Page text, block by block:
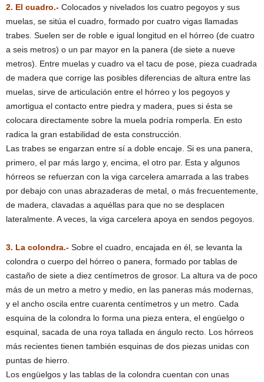
2. El cuadro.- Colocados y nivelados los cuatro pegoyos y sus
muelas, se sitúa el cuadro, formado por cuatro vigas llamadas
trabes. Suelen ser de roble e igual longitud en el hórreo (de cuatro
a seis metros) o un par mayor en la panera (de siete a nueve
metros). Entre muelas y cuadro va el tacu de pose, pieza cuadrada
de madera que corrige las posibles diferencias de altura entre las
muelas, sirve de articulación entre el hórreo y los pegoyos y
amortigua el contacto entre piedra y madera, pues si ésta se
colocara directamente sobre la muela podría romperla. En esto
radica la gran estabilidad de esta construcción.
Las trabes se engarzan entre sí a doble encaje. Si es una panera,
primero, el par más largo y, encima, el otro par. Esta y algunos
hórreos se refuerzan con la viga carcelera amarrada a las trabes
por debajo con unas abrazaderas de metal, o más frecuentemente,
de madera, clavadas a aquéllas para que no se desplacen
lateralmente. A veces, la viga carcelera apoya en sendos pegoyos.
3. La colondra.- Sobre el cuadro, encajada en él, se levanta la
colondra o cuerpo del hórreo o panera, formado por tablas de
castaño de siete a diez centímetros de grosor. La altura va de poco
más de un metro a metro y medio, en las paneras más modernas,
y el ancho oscila entre cuarenta centímetros y un metro. Cada
esquina de la colondra lo forma una pieza entera, el engüelgo o
esquinal, sacada de una roya tallada en ángulo recto. Los hórreos
más recientes tienen también esquinas de dos piezas unidas con
puntas de hierro.
Los engüelgos y las tablas de la colondra cuentan con unas